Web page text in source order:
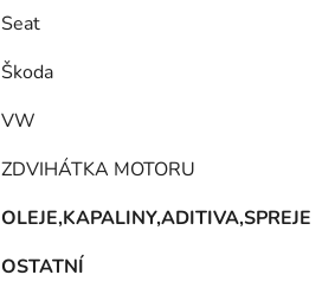
Seat
Škoda
VW
ZDVIHÁTKA MOTORU
OLEJE,KAPALINY,ADITIVA,SPREJE
OSTATNÍ